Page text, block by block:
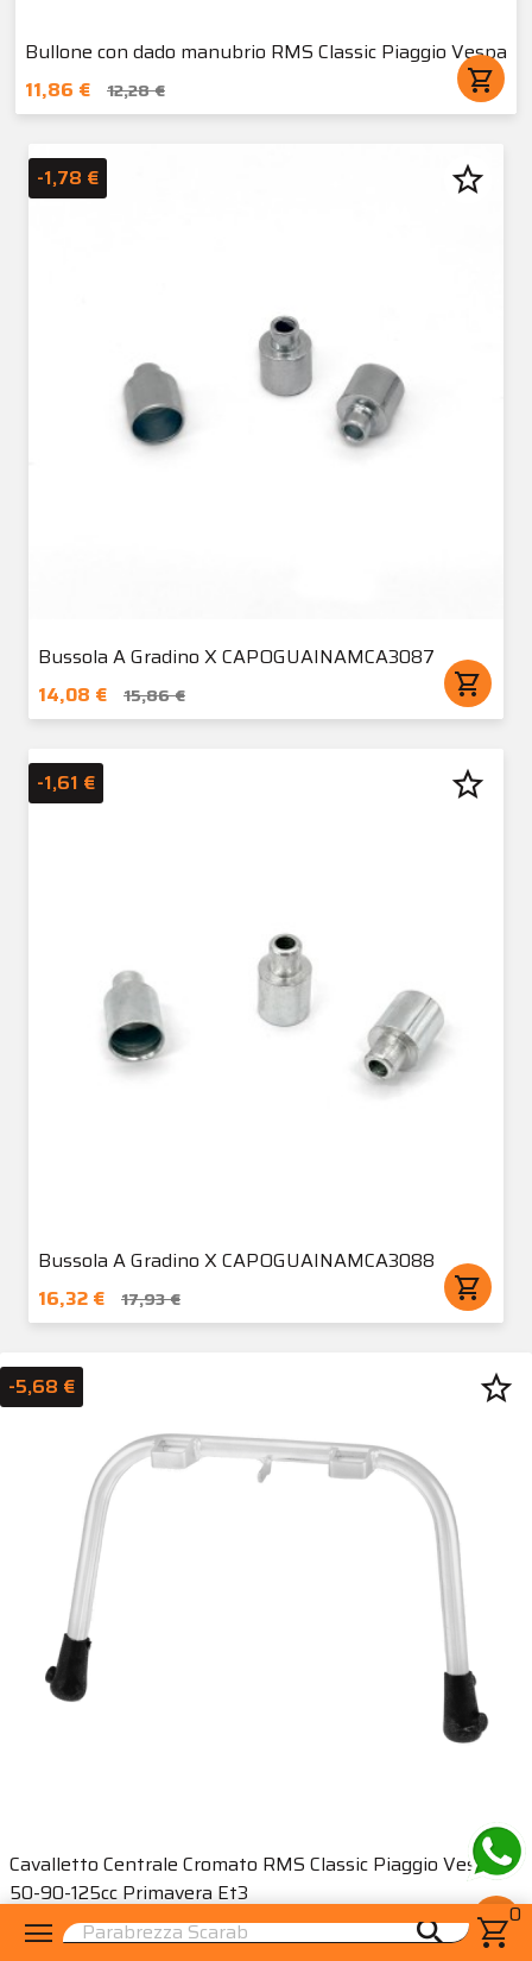
menu search shopping_cart0
Bullone con dado manubrio RMS Classic Piaggio Vespa
11,86 €
12,28 € shopping_cart
Bussola A Gradino X CAPOGUAINAMCA3087
14,08 €
15,86 € shopping_cart
-1,78 € star_border
Bussola A Gradino X CAPOGUAINAMCA3088
16,32 €
17,93 € shopping_cart
-1,61 € star_border
Cavalletto Centrale Cromato RMS Classic Piaggio Vespa
50-90-125cc Primavera Et3
26,69 € 32,37 € shopping_cart
-5,68 € star_border